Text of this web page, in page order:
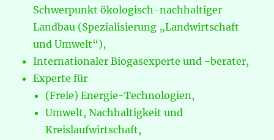
Schwerpunkt ökologisch-nachhaltiger
Landbau (Spezialisierung „Landwirtschaft
und Umwelt“),
Internationaler Biogasexperte und -berater,
Experte für
(Freie) Energie-Technologien,
Umwelt, Nachhaltigkeit und
Kreislaufwirtschaft,